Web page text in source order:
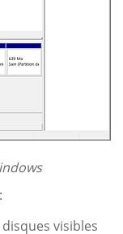
visibles